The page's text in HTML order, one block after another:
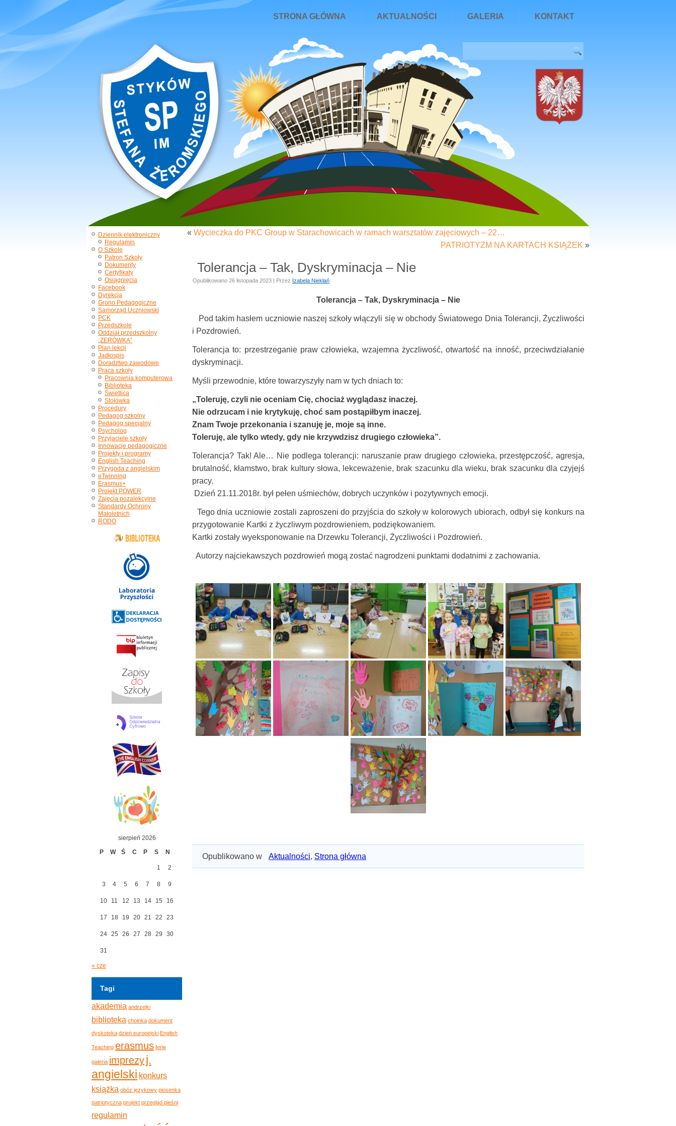
STRONA GŁÓWNA AKTUALNOŚCI GALERIA KONTAKT
Dziennik elektroniczny
Regulamin
O Szkole
Patron Szkoły
Dokumenty
Certyfikaty
Osiągnięcia
Facebook
Dyrekcja
Grono Pedagogiczne
Samorząd Uczniowski
PCK
Przedszkole
Oddział przedszkolny
„ZERÓWKA”
Plan lekcji
Jadłospis
Doradztwo zawodowe
Praca szkoły
Pracownia komputerowa
Biblioteka
Świetlica
Stołówka
Procedury
Pedagog szkolny
Pedagog specjalny
Psycholog
Przyjaciele szkoły
Innowacje pedagogiczne
Projekty i programy
English Teaching
Przygoda z angielskim
eTwinning
Erasmus+
Projekt POWER
Zajęcia pozalekcyjne
Standardy Ochrony
Małoletnich
RODO
sierpień 2026
P
W Ś C P S N
1 2
3 4 5 6 7 8 9
10 11 12 13 14 15 16
17 18 19 20 21 22 23
24 25 26 27 28 29 30
31
« cze
Tagi
akademia andrzejki
biblioteka choinka dokument
dyskoteka dzień europejski English
Teaching erasmus ferie
galeria imprezyj.
angielski konkurs
książka obóz językowy piosenka
patriotyczna projekt przegląd pieśni
regulamin
« Wycieczka do PKC Group w Starachowicach w ramach warsztatów zajęciowych – 22…
PATRIOTYZM NA KARTACH KSIĄŻEK »
Tolerancja – Tak, Dyskryminacja – Nie
Opublikowano 26 listopada 2023 | Przez Izabela Niekłań
Tolerancja – Tak, Dyskryminacja – Nie
Pod takim hasłem uczniowie naszej szkoły włączyli się w obchody Światowego Dnia Tolerancji, Życzliwości
i Pozdrowień.
Tolerancja to: przestrzeganie praw człowieka, wzajemna życzliwość, otwartość na inność, przeciwdziałanie
dyskryminacji.
Myśli przewodnie, które towarzyszyły nam w tych dniach to:
„Toleruję, czyli nie oceniam Cię, chociaż wyglądasz inaczej.
Nie odrzucam i nie krytykuję, choć sam postąpiłbym inaczej.
Znam Twoje przekonania i szanuję je, moje są inne.
Toleruję, ale tylko wtedy, gdy nie krzywdzisz drugiego człowieka”.
Tolerancja? Tak! Ale… Nie podlega tolerancji: naruszanie praw drugiego człowieka, przestępczość, agresja,
brutalność, kłamstwo, brak kultury słowa, lekceważenie, brak szacunku dla wieku, brak szacunku dla czyjejś
pracy.
Dzień 21.11.2018r. był pełen uśmiechów, dobrych uczynków i pozytywnych emocji.
Tego dnia uczniowie zostali zaproszeni do przyjścia do szkoły w kolorowych ubiorach, odbył się konkurs na
przygotowanie Kartki z życzliwym pozdrowieniem, podziękowaniem.
Kartki zostały wyeksponowanie na Drzewku Tolerancji, Życzliwości i Pozdrowień.
Autorzy najciekawszych pozdrowień mogą zostać nagrodzeni punktami dodatnimi z zachowania.
Opublikowano w Aktualności, Strona główna